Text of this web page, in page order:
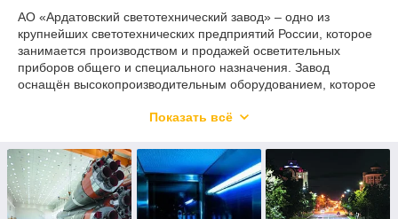
АО «Ардатовский светотехнический завод» – одно из
крупнейших светотехнических предприятий России, которое
занимается производством и продажей осветительных
приборов общего и специального назначения. Завод
оснащён высокопроизводительным оборудованием, которое
отвечающую мировым стандартам качества.
подготовленным кадрам наш завод является предприятием
полного цикла, где занимаются научными разработками и
производят осветительные приборы, выполняя все этапы
технологического процесса: от работы с сырьем до выпуска
Показать всё